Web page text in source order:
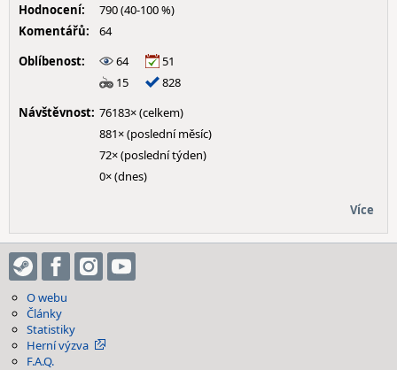
Hodnocení:
790 (40-100 %)
Komentářů:
64
Oblíbenost:
64
51
15
828
Návštěvnost: 76183× (celkem)
881× (poslední měsíc)
72× (poslední týden)
0× (dnes)
Více
O webu
Články
Statistiky
Herní výzva
F.A.Q.